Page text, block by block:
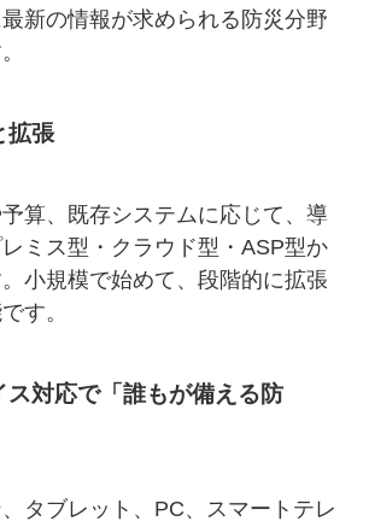
新の情報が求められる防災分野
拡張
算、既存システムに応じて、導
ミス型・クラウド型・ASP型か
小規模で始めて、段階的に拡張
す。
ス対応で「誰もが備える防
タブレット、PC、スマートテレ